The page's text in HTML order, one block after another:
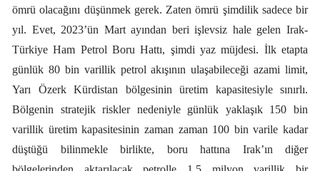
ömrü olacağını düşünmek gerek. Zaten ömrü şimdilik sadece bir
yıl. Evet, 2023’ün Mart ayından beri işlevsiz hale gelen Irak-
Türkiye Ham Petrol Boru Hattı, şimdi yaz müjdesi. İlk etapta
günlük 80 bin varillik petrol akışının ulaşabileceği azami limit,
Yarı Özerk Kürdistan bölgesinin üretim kapasitesiyle sınırlı.
Bölgenin stratejik riskler nedeniyle günlük yaklaşık 150 bin
varillik üretim kapasitesinin zaman zaman 100 bin varile kadar
düştüğü bilinmekle birlikte, boru hattına Irak’ın diğer